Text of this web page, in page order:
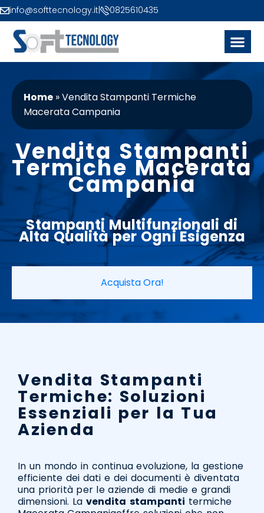
info@softtecnology.it 0825610435
Home »Vendita Stampanti Termiche
Macerata Campania
Vendita Stampanti
Termiche Macerata
Campania
Stampanti Multifunzionali di
Alta Qualità per Ogni Esigenza
Acquista Ora!
Vendita Stampanti
Termiche: Soluzioni
Essenziali per la Tua
Azienda
In un mondo in continua evoluzione, la gestione
efficiente dei dati e dei documenti è diventata
una priorità per le aziende di medie e grandi
dimensioni. La vendita stampanti termiche